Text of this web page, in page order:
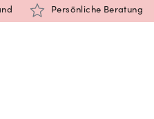
Persönliche Beratung